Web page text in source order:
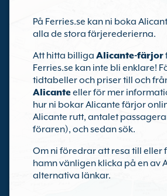
På Ferries.se kan ni boka
alla de stora färjerederierna.
Att hitta billiga Alicante-färjor
Ferries.se kan inte bli enklare!
tidtabeller och priser till och
Alicanteeller för mer
hur ni bokar Alicante färjor
Alicante rutt, antalet
föraren), och sedan sök.
Om ni föredrar att resa till eller
hamn vänligen klicka på en av
alternativa länkar.